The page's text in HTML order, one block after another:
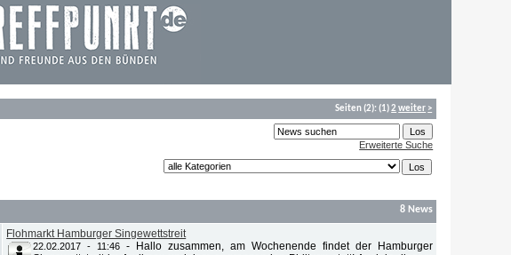
Seiten(2):(1) 2 weiter >
Erweiterte Suche
8 News
Flohmarkt Hamburger Singewettstreit
22.02.2017 - 11:46 -
Hallo zusammen, am Wochenende findet der Hamburger